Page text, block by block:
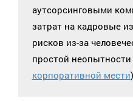
аутсорсинговыми
затрат на кадровые
рисков из-за
простой
корпоративной мести